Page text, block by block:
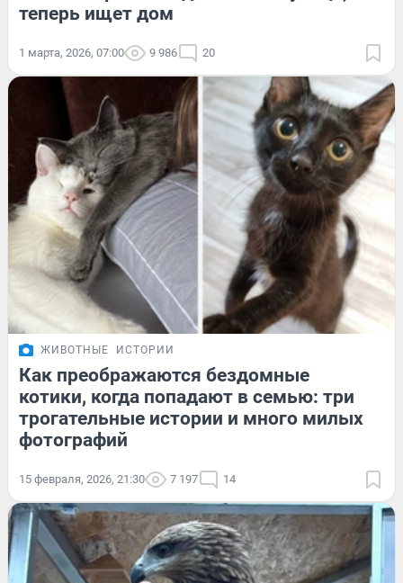
теперь ищет дом
1 марта, 2026, 07:00 9 986 20
ЖИВОТНЫЕ ИСТОРИИ
Как преображаются бездомные
котики, когда попадают в семью: три
трогательные истории и много милых
фотографий
15 февраля, 2026, 21:30 7 197 14